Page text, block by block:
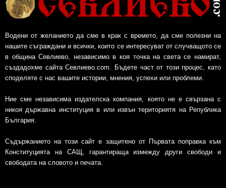
Водени от желанието да сме в крак с времето, да сме полезни на
нашите съграждани и всички, които се интересуват от случващото се
в община Севлиево, независимо в коя точка на света се намират,
създадохме сайта Севлиево.com. Бъдете част от този процес, като
споделяте с нас вашите истории, мнения, успехи или проблеми.
Ние сме независима издателска компания, която не е свързана с
никоя държавна институция в или извън териториятя на Република
България.
Съдържанието на този сайт е защитено от Първата поправка към
Конституцията на САЩ, гарантираща измежду други свободи и
свободата на словото и печата.